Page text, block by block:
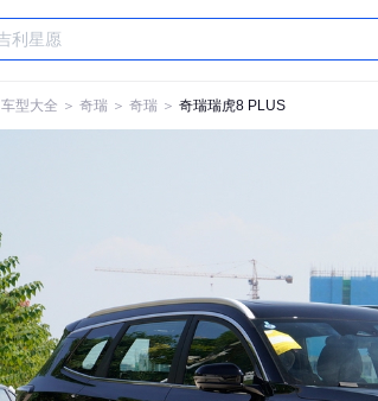
车型大全 ＞ 奇瑞 ＞ 奇瑞 ＞ 奇瑞瑞虎8 PLUS